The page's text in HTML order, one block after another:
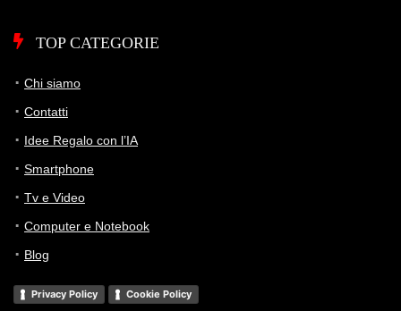
TOP CATEGORIE
Chi siamo
Contatti
Idee Regalo con l’IA
Smartphone
Tv e Video
Computer e Notebook
Blog
Privacy Policy Cookie Policy